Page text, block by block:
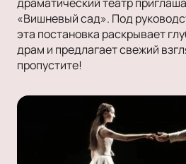
драматический театр
«Вишневый сад». Под
эта постановка раскрывает
драм и предлагает свежий
пропустите!